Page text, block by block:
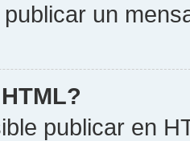
un
publicar en